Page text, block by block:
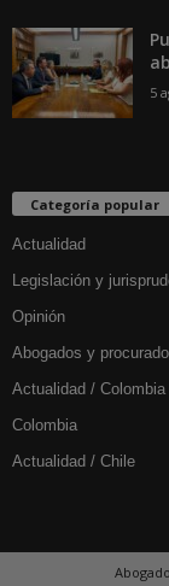
5
Categoría popular
Actualidad
Legislación y
Opinión
Abogados y
Actualidad / Colombia
Colombia
Actualidad / Chile